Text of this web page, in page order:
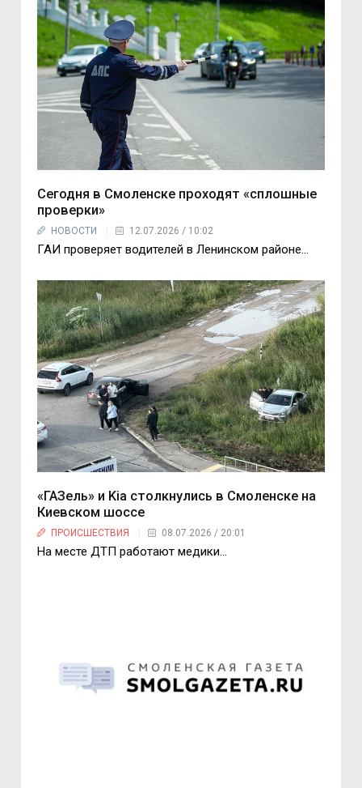
Сегодня в Смоленске проходят «сплошные
проверки»
НОВОСТИ 12.07.2026 / 10:02
ГАИ проверяет водителей в Ленинском районе…
«ГАЗель» и Kia столкнулись в Смоленске на
Киевском шоссе
ПРОИСШЕСТВИЯ 08.07.2026 / 20:01
На месте ДТП работают медики…